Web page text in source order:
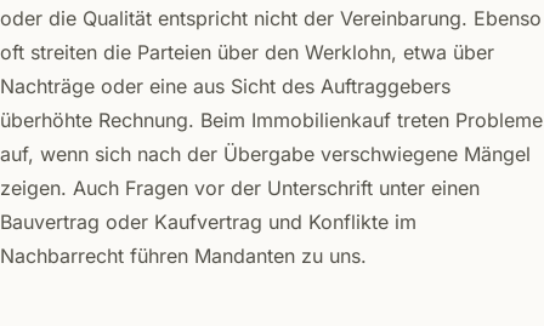
oder die Qualität entspricht nicht der Vereinbarung. Ebenso
oft streiten die Parteien über den Werklohn, etwa über
Nachträge oder eine aus Sicht des Auftraggebers
überhöhte Rechnung. Beim Immobilienkauf treten Probleme
auf, wenn sich nach der Übergabe verschwiegene Mängel
zeigen. Auch Fragen vor der Unterschrift unter einen
Bauvertrag oder Kaufvertrag und Konflikte im
Nachbarrecht führen Mandanten zu uns.